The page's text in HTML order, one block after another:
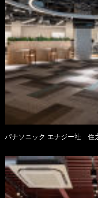
パナソニック エナジー社